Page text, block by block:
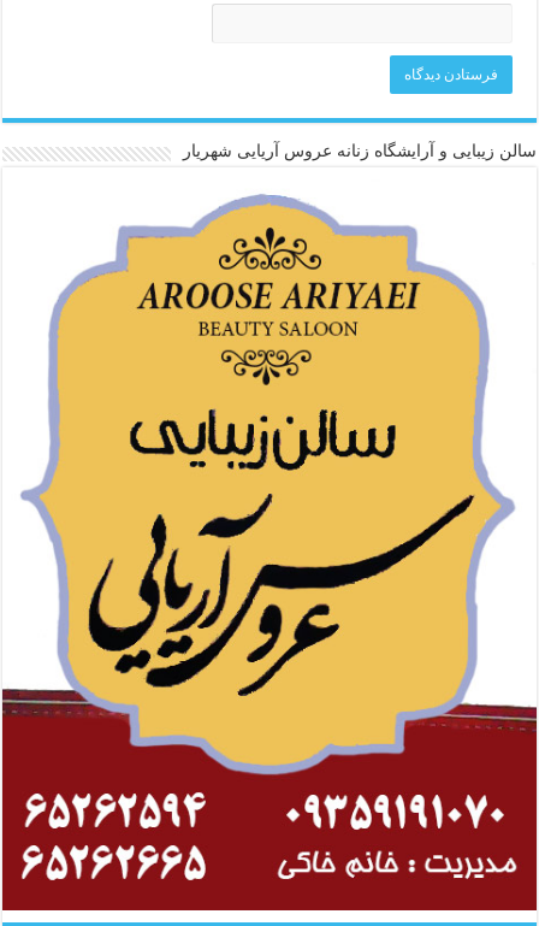
سالن زیبایی و آرایشگاه زنانه عروس آریایی شهریار